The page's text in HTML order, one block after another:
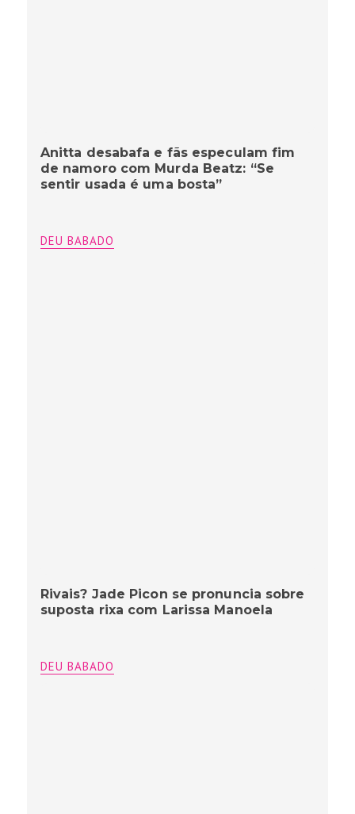
Anitta desabafa e fãs especulam fim
de namoro com Murda Beatz: “Se
sentir usada é uma bosta”
DEU BABADO
Rivais? Jade Picon se pronuncia sobre
suposta rixa com Larissa Manoela
DEU BABADO